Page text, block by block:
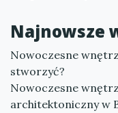
Najnowsze
Nowoczesne
stworzyć?
Nowoczesne
architektoniczny w